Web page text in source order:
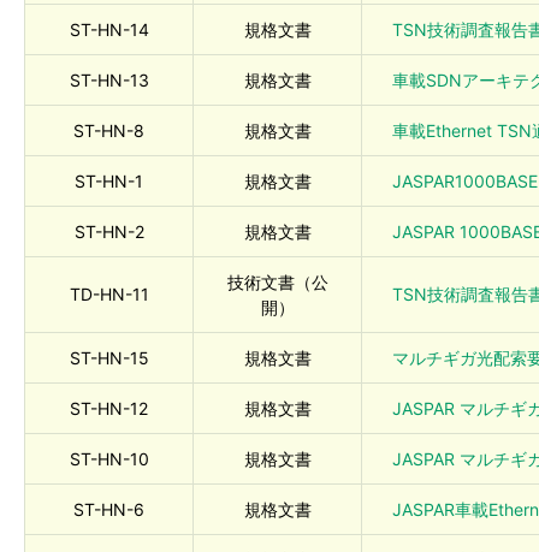
ST-HN-14 規格文書 TSN技術調査報告
ST-HN-13 規格文書 車載SDNアーキテ
ST-HN-8 規格文書 車載Ethernet TSN
ST-HN-1 規格文書
ST-HN-2 規格文書 JASPAR
TD-HN-11
技術文書（公
開）
TSN技術調査報
ST-HN-15 規格文書 マルチギガ光配索
ST-HN-12 規格文書 JASPAR マルチギ
ST-HN-10 規格文書 JASPAR マルチギ
ST-HN-6 規格文書 JASPAR車載